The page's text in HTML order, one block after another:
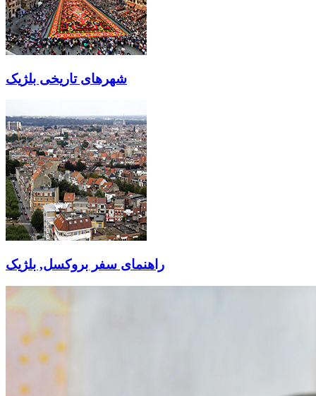
شهرهای تاریخی بلژیک
راهنمای سفر بروکسل, بلژیک